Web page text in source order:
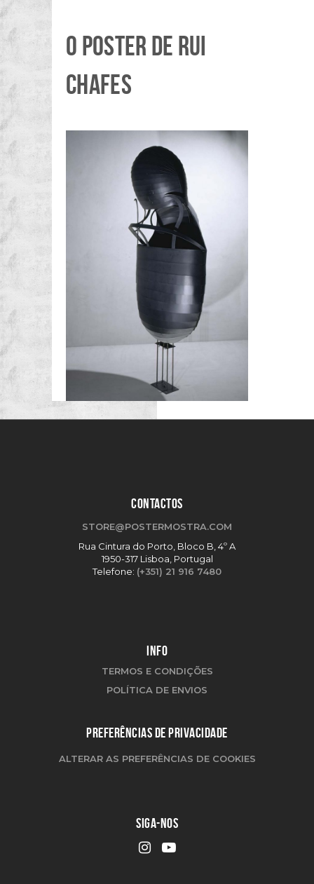
O POSTER DE RUI
CHAFES
CONTACTOS
STORE@POSTERMOSTRA.COM
Rua Cintura do Porto, Bloco B, 4º A
1950-317 Lisboa, Portugal
Telefone: (+351) 21 916 7480
INFO
TERMOS E CONDIÇÕES
POLÍTICA DE ENVIOS
PREFERÊNCIAS DE PRIVACIDADE
ALTERAR AS PREFERÊNCIAS DE COOKIES
SIGA-NOS